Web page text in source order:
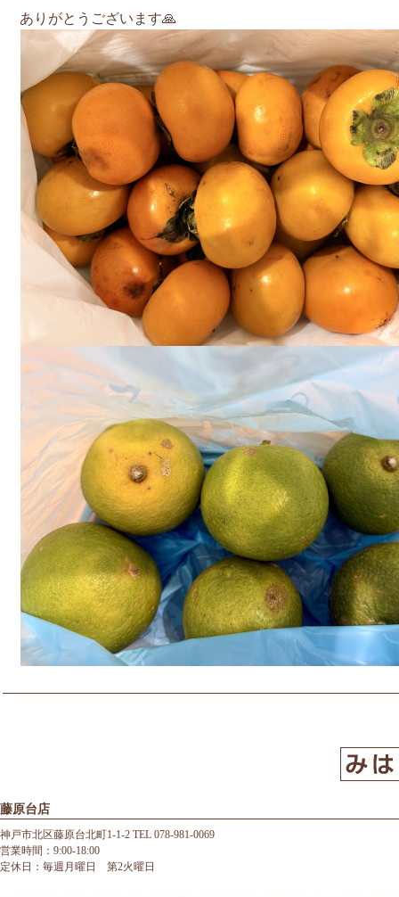
ありがとうございます🙏
藤原台店
神戸市北区藤原台北町1-1-2 TEL 078-981-0069
営業時間：9:00-18:00
定休日：毎週月曜日 第2火曜日